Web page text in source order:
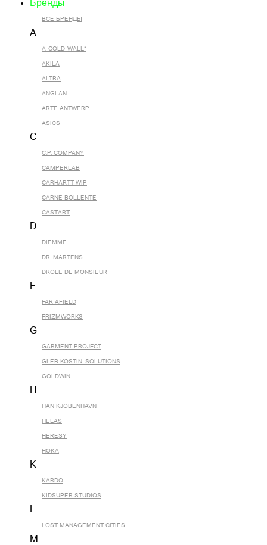
Бренды
ВСЕ БРЕНДЫ
A
A-COLD-WALL*
AKILA
ALTRA
ANGLAN
ARTE ANTWERP
ASICS
C
C.P. COMPANY
CAMPERLAB
CARHARTT WIP
CARNE BOLLENTE
CASTART
D
DIEMME
DR. MARTENS
DROLE DE MONSIEUR
F
FAR AFIELD
FRIZMWORKS
G
GARMENT PROJECT
GLEB KOSTIN .SOLUTIONS
GOLDWIN
H
HAN KJOBENHAVN
HELAS
HERESY
HOKA
K
KARDO
KIDSUPER STUDIOS
L
LOST MANAGEMENT CITIES
M